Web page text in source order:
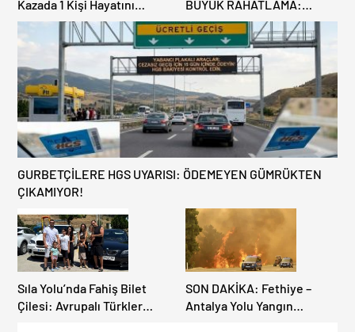
Kazada 1 Kişi Hayatını
Kaybederken, 7 kişi
Yaralandı.
BÜYÜK RAHATLAMA:
DEREKÖY HAFİF TİCARİ
ARAÇLARA AÇILIYOR!
GURBETÇİLERE HGS UYARISI: ÖDEMEYEN GÜMRÜKTEN
ÇIKAMIYOR!
Sıla Yolu’nda Fahiş Bilet
Çilesi: Avrupalı Türkler
SON DAKİKA: Fethiye –
Antalya Yolu Yangın